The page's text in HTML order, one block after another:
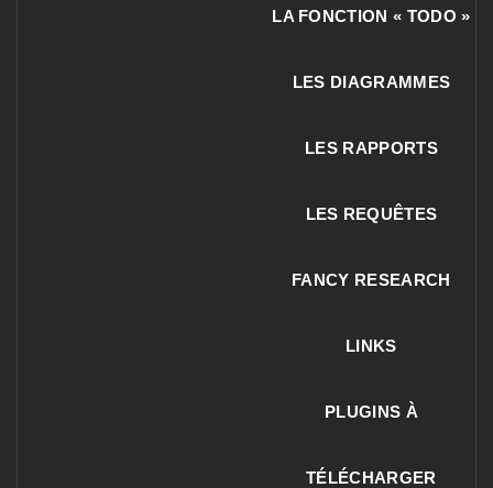
LA FONCTION « TODO »
LES DIAGRAMMES
LES RAPPORTS
LES REQUÊTES
FANCY RESEARCH
LINKS
PLUGINS À
TÉLÉCHARGER